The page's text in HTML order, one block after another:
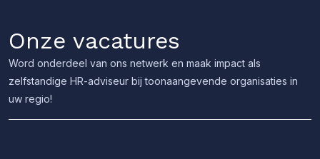
Onze vacatures
Word onderdeel van ons netwerk en maak impact als
zelfstandige HR-adviseur bij toonaangevende organisaties in
uw regio!